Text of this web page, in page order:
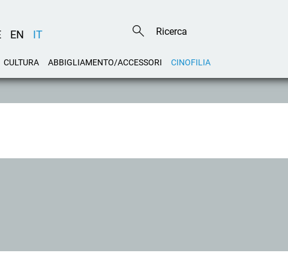
EN IT
CULTURA ABBIGLIAMENTO/ACCESSORI CINOFILIA